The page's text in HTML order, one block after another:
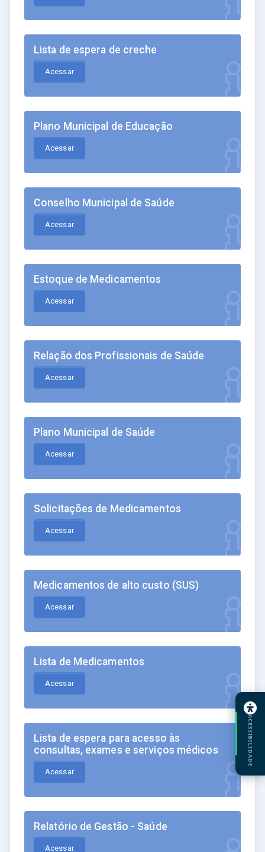
Lista de espera de creche
Acessar
Plano Municipal de Educação
Acessar
Conselho Municipal de Saúde
Acessar
Estoque de Medicamentos
Acessar
Relação dos Profissionais de Saúde
Acessar
Plano Municipal de Saúde
Acessar
Solicitações de Medicamentos
Acessar
Medicamentos de alto custo (SUS)
Acessar
Lista de Medicamentos
Acessar
Lista de espera para acesso às
consultas, exames e serviços médicos
Acessar
Relatório de Gestão - Saúde
Acessar
ACESSIBILIDADE